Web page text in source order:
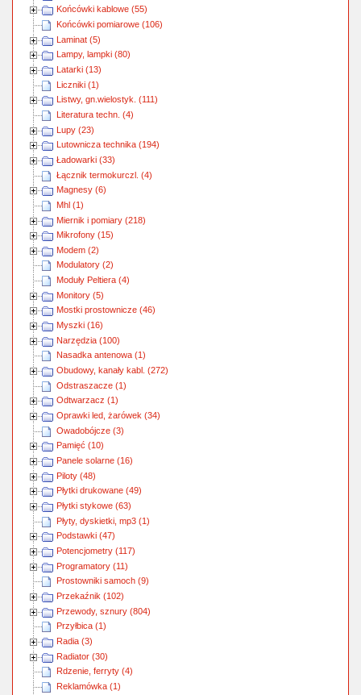
Końcówki kablowe (55)
Końcówki pomiarowe (106)
Laminat (5)
Lampy, lampki (80)
Latarki (13)
Liczniki (1)
Listwy, gn.wielostyk. (111)
Literatura techn. (4)
Lupy (23)
Lutownicza technika (194)
Ładowarki (33)
Łącznik termokurczl. (4)
Magnesy (6)
Mhl (1)
Miernik i pomiary (218)
Mikrofony (15)
Modem (2)
Modulatory (2)
Moduły Peltiera (4)
Monitory (5)
Mostki prostownicze (46)
Myszki (16)
Narzędzia (100)
Nasadka antenowa (1)
Obudowy, kanały kabl. (272)
Odstraszacze (1)
Odtwarzacz (1)
Oprawki led, żarówek (34)
Owadobójcze (3)
Pamięć (10)
Panele solarne (16)
Piloty (48)
Płytki drukowane (49)
Płytki stykowe (63)
Płyty, dyskietki, mp3 (1)
Podstawki (47)
Potencjometry (117)
Programatory (11)
Prostowniki samoch (9)
Przekaźnik (102)
Przewody, sznury (804)
Przyłbica (1)
Radia (3)
Radiator (30)
Rdzenie, ferryty (4)
Reklamówka (1)